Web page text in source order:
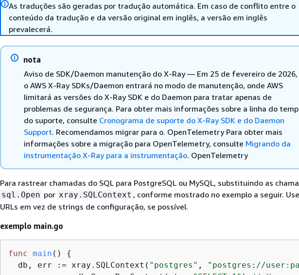
As traduções são geradas por tradução automática. Em caso de conflito entre o
conteúdo da tradução e da versão original em inglês, a versão em inglês
prevalecerá.
nota
Aviso de SDK/Daemon manutenção do X-Ray — Em 25 de fevereiro de 2026,
o AWS X-Ray SDKs/Daemon entrará no modo de manutenção, onde AWS
limitará as versões do X-Ray SDK e do Daemon para tratar apenas de
problemas de segurança. Para obter mais informações sobre a linha do
do suporte, consulte Cronograma de suporte do X-Ray SDK e do Daemon
Support. Recomendamos migrar para o. OpenTelemetry Para obter mais
informações sobre a migração para OpenTelemetry, consulte Migrando da
instrumentação X-Ray para a instrumentação. OpenTelemetry
Para rastrear chamadas do SQL para PostgreSQL ou MySQL, substituindo as
sql.Open por xray.SQLContext , conforme mostrado no exemplo a seguir. Use
URLs em vez de strings de configuração, se possível.
exemplo main.go
func main ()
{
  db, err := xray.SQLContext(
"postgres" , "postgres://